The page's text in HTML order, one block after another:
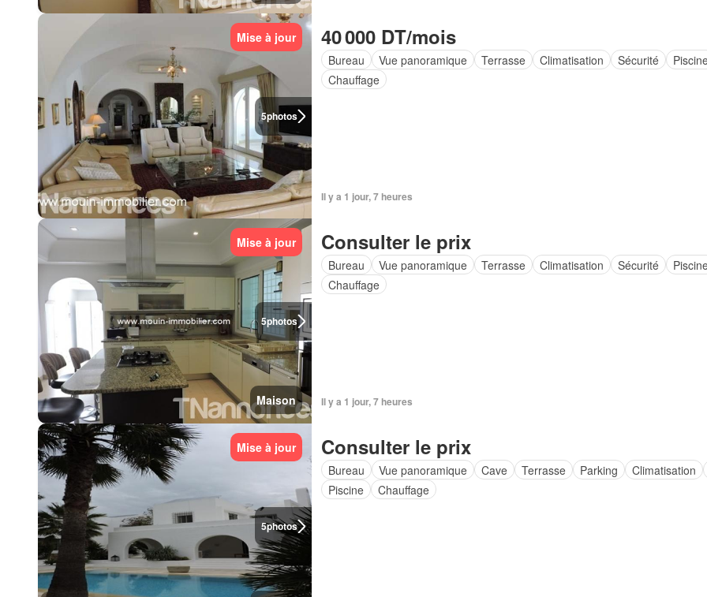
5photos
Mise à jour 40 000 DT/mois
Bureau Vue panoramique Terrasse Climatisation Sécurité
Chauffage
Il y a 1 jour, 7 heures
5photos
Mise à jour
Maison
Consulter le prix
Bureau Vue panoramique Terrasse Climatisation Sécurité
Chauffage
Il y a 1 jour, 7 heures
5photos
Mise à jour Consulter le prix
Bureau Vue panoramique Cave Terrasse Parking
Climatisation
Piscine
Chauffage